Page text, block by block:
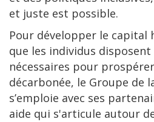
et juste est possible.
Pour développer le capital
que les individus
nécessaires pour
décarbonée, le Groupe de
s’emploie avec ses
aide qui s'articule autour